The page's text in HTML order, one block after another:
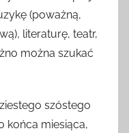
(poważną,
literaturę, teatr,
można szukać
szóstego
końca miesiąca,